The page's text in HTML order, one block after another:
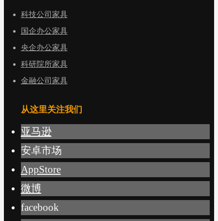
科技公司家具
国企办公家具
央企办公家具
科研院所家具
金融公司家具
从这里关注我们
亚马逊
安卓市场
AppStore
微博
facebook